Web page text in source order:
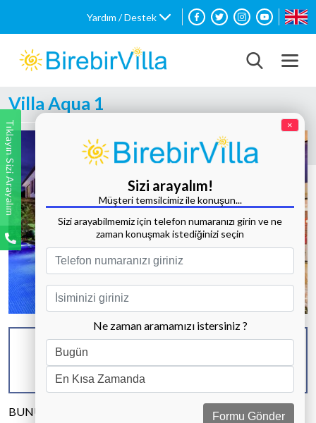
Yardım / Destek
Villa Aqua 1
Tüm Fotoğrafları Göster
KAPASİTE
8 KİŞİ
BANYO & WC
4 ADET
YATAK ODASI
BUNU PAYLAŞ
Tıklayın Sizi Arayalım ×
Sizi arayalım!
Müşteri temsilcimiz ile konuşun...
Sizi arayabilmemiz için telefon numaranızı girin ve ne
zaman konuşmak istediğinizi seçin
Ne zaman aramamızı istersiniz ?
Formu Gönder